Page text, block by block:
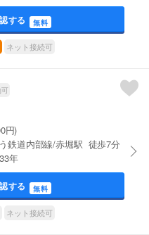
する 無料
ネット接続可
円)
鉄道内部線/赤堀駅 徒歩7分
年
する 無料
ネット接続可